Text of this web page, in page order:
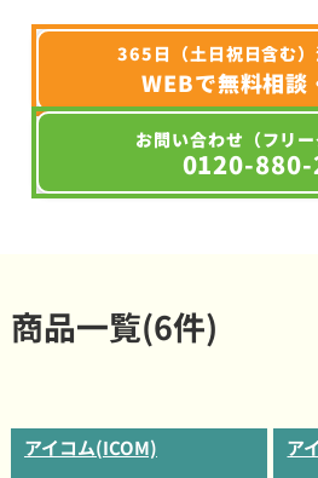
365日（土日祝日含む
WEBで無料相談
お問い合わせ（フリー
0120-880-
商品一覧(6件)
アイコム(ICOM) ア